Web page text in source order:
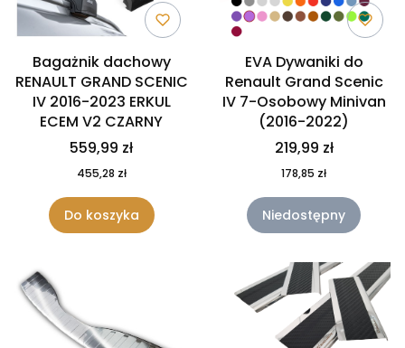
Bagażnik dachowy
RENAULT GRAND SCENIC
IV 2016-2023 ERKUL
ECEM V2 CZARNY
559,99 zł
455,28 zł
Do koszyka
EVA Dywaniki do
Renault Grand Scenic
IV 7-Osobowy Minivan
(2016-2022)
219,99 zł
178,85 zł
Niedostępny